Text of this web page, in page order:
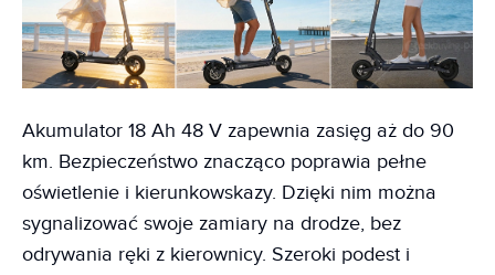
Akumulator 18 Ah 48 V zapewnia zasięg aż do 90
km. Bezpieczeństwo znacząco poprawia pełne
oświetlenie i kierunkowskazy. Dzięki nim można
sygnalizować swoje zamiary na drodze, bez
odrywania ręki z kierownicy. Szeroki podest i